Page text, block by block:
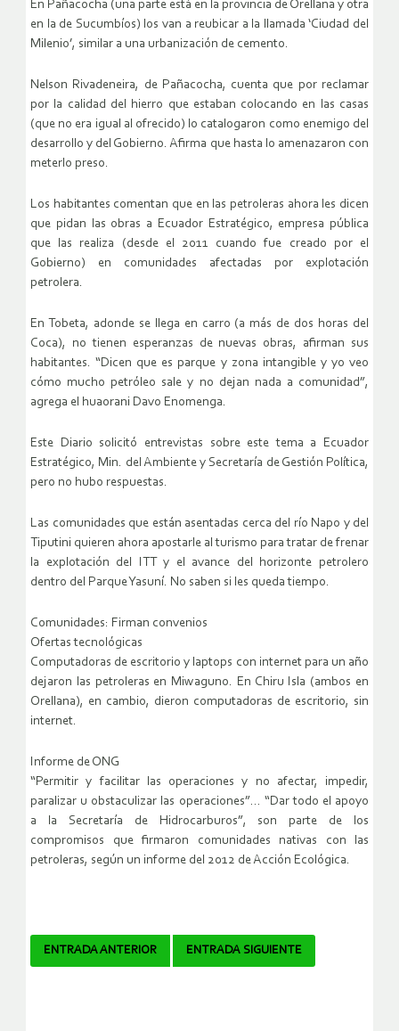
En Pañacocha (una parte está en la provincia de Orellana y otra
en la de Sucumbíos) los van a reubicar a la llamada ‘Ciudad del
Milenio’, similar a una urbanización de cemento.
Nelson Rivadeneira, de Pañacocha, cuenta que por reclamar
por la calidad del hierro que estaban colocando en las casas
(que no era igual al ofrecido) lo catalogaron como enemigo del
desarrollo y del Gobierno. Afirma que hasta lo amenazaron con
meterlo preso.
Los habitantes comentan que en las petroleras ahora les dicen
que pidan las obras a Ecuador Estratégico, empresa pública
que las realiza (desde el 2011 cuando fue creado por el
Gobierno) en comunidades afectadas por explotación
petrolera.
En Tobeta, adonde se llega en carro (a más de dos horas del
Coca), no tienen esperanzas de nuevas obras, afirman sus
habitantes. “Dicen que es parque y zona intangible y yo veo
cómo mucho petróleo sale y no dejan nada a comunidad”,
agrega el huaorani Davo Enomenga.
Este Diario solicitó entrevistas sobre este tema a Ecuador
Estratégico, Min. del Ambiente y Secretaría de Gestión Política,
pero no hubo respuestas.
Las comunidades que están asentadas cerca del río Napo y del
Tiputini quieren ahora apostarle al turismo para tratar de frenar
la explotación del ITT y el avance del horizonte petrolero
dentro del Parque Yasuní. No saben si les queda tiempo.
Comunidades: Firman convenios
Ofertas tecnológicas
Computadoras de escritorio y laptops con internet para un año
dejaron las petroleras en Miwaguno. En Chiru Isla (ambos en
Orellana), en cambio, dieron computadoras de escritorio, sin
internet.
Informe de ONG
“Permitir y facilitar las operaciones y no afectar, impedir,
paralizar u obstaculizar las operaciones”… “Dar todo el apoyo
a la Secretaría de Hidrocarburos”, son parte de los
compromisos que firmaron comunidades nativas con las
petroleras, según un informe del 2012 de Acción Ecológica.
Navegador
ENTRADA ANTERIOR ENTRADA SIGUIENTE